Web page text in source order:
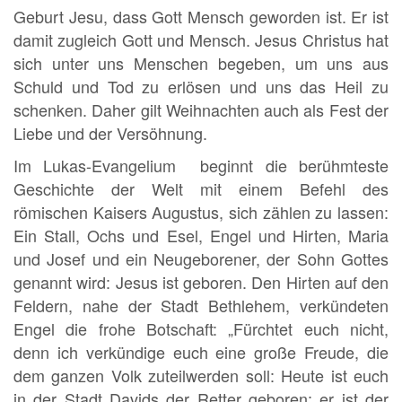
Geburt Jesu, dass Gott Mensch geworden ist. Er ist
damit zugleich Gott und Mensch. Jesus Christus hat
sich unter uns Menschen begeben, um uns aus
Schuld und Tod zu erlösen und uns das Heil zu
schenken. Daher gilt Weihnachten auch als Fest der
Liebe und der Versöhnung.
Im Lukas-Evangelium beginnt die berühmteste
Geschichte der Welt mit einem Befehl des
römischen Kaisers Augustus, sich zählen zu lassen:
Ein Stall, Ochs und Esel, Engel und Hirten, Maria
und Josef und ein Neugeborener, der Sohn Gottes
genannt wird: Jesus ist geboren. Den Hirten auf den
Feldern, nahe der Stadt Bethlehem, verkündeten
Engel die frohe Botschaft: „Fürchtet euch nicht,
denn ich verkündige euch eine große Freude, die
dem ganzen Volk zuteilwerden soll: Heute ist euch